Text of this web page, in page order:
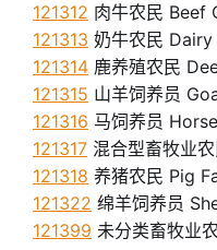
121312 肉牛农民 Beef
121313 奶牛农民
121314 鹿养殖农民
121315 山羊饲养员
121316 马饲养员
121317 混合型畜牧业
121318 养猪农民 Pig
121322 绵羊饲养员
121399 未分类畜牧业